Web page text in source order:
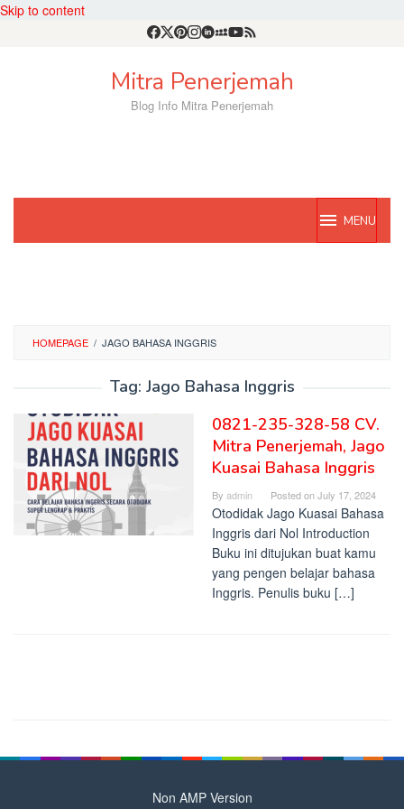
Skip to content
Mitra Penerjemah
Blog Info Mitra Penerjemah
MENU
HOMEPAGE / JAGO BAHASA INGGRIS
Tag: Jago Bahasa Inggris
0821-235-328-58 CV.
Mitra Penerjemah, Jago
Kuasai Bahasa Inggris
By admin Posted onJuly 17, 2024
Otodidak Jago Kuasai Bahasa
Inggris dari Nol Introduction
Buku ini ditujukan buat kamu
yang pengen belajar bahasa
Inggris. Penulis buku […]
Non AMP Version